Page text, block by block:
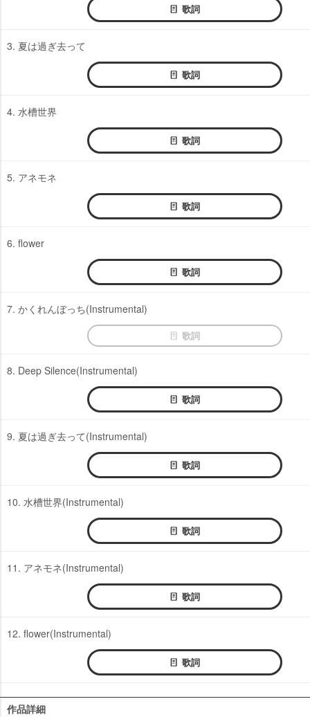
歌詞
3. 夏は過ぎ去って
歌詞
4. 水槽世界
歌詞
5. アネモネ
歌詞
6. flower
歌詞
7. かくれんぼっち(Instrumental)
歌詞
8. Deep Silence(Instrumental)
歌詞
9. 夏は過ぎ去って(Instrumental)
歌詞
10. 水槽世界(Instrumental)
歌詞
11. アネモネ(Instrumental)
歌詞
12. flower(Instrumental)
歌詞
作品詳細